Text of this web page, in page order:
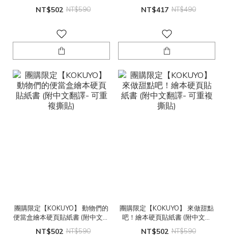
出動！硬頁繪本貼紙書 (附中文翻
譯- 可重複撕貼)
NT$502 NT$590 NT$417 NT$490
團購限定【KOKUYO】 動物們的
便當盒繪本硬頁貼紙書 (附中文翻
譯- 可重複撕貼)
NT$502 NT$590
團購限定【KOKUYO】 來做甜點
吧！繪本硬頁貼紙書 (附中文翻
譯- 可重複撕貼)
NT$502 NT$590